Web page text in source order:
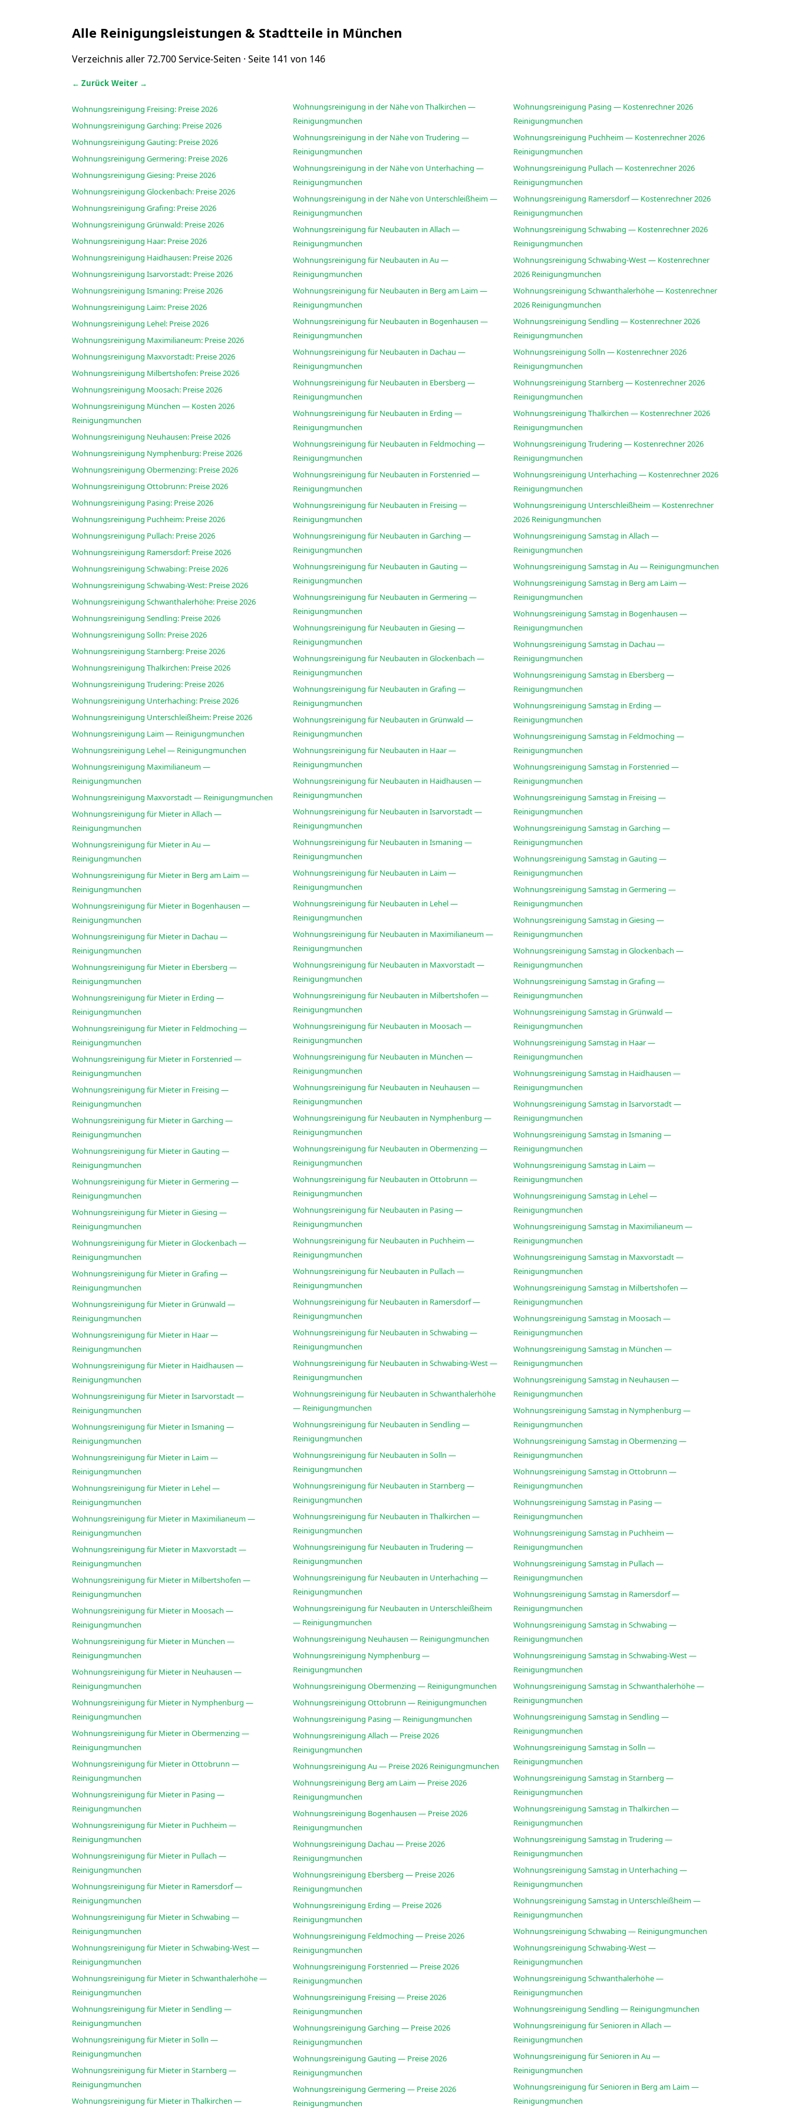
Alle Reinigungsleistungen & Stadtteile in München
Verzeichnis aller 72.700 Service-Seiten · Seite 141 von 146
← Zurück Weiter →
Wohnungsreinigung Freising: Preise 2026
Wohnungsreinigung Garching: Preise 2026
Wohnungsreinigung Gauting: Preise 2026
Wohnungsreinigung Germering: Preise 2026
Wohnungsreinigung Giesing: Preise 2026
Wohnungsreinigung Glockenbach: Preise 2026
Wohnungsreinigung Grafing: Preise 2026
Wohnungsreinigung Grünwald: Preise 2026
Wohnungsreinigung Haar: Preise 2026
Wohnungsreinigung Haidhausen: Preise 2026
Wohnungsreinigung Isarvorstadt: Preise 2026
Wohnungsreinigung Ismaning: Preise 2026
Wohnungsreinigung Laim: Preise 2026
Wohnungsreinigung Lehel: Preise 2026
Wohnungsreinigung Maximilianeum: Preise 2026
Wohnungsreinigung Maxvorstadt: Preise 2026
Wohnungsreinigung Milbertshofen: Preise 2026
Wohnungsreinigung Moosach: Preise 2026
Wohnungsreinigung München — Kosten 2026
Reinigungmunchen
Wohnungsreinigung Neuhausen: Preise 2026
Wohnungsreinigung Nymphenburg: Preise 2026
Wohnungsreinigung Obermenzing: Preise 2026
Wohnungsreinigung Ottobrunn: Preise 2026
Wohnungsreinigung Pasing: Preise 2026
Wohnungsreinigung Puchheim: Preise 2026
Wohnungsreinigung Pullach: Preise 2026
Wohnungsreinigung Ramersdorf: Preise 2026
Wohnungsreinigung Schwabing: Preise 2026
Wohnungsreinigung Schwabing-West: Preise 2026
Wohnungsreinigung Schwanthalerhöhe: Preise 2026
Wohnungsreinigung Sendling: Preise 2026
Wohnungsreinigung Solln: Preise 2026
Wohnungsreinigung Starnberg: Preise 2026
Wohnungsreinigung Thalkirchen: Preise 2026
Wohnungsreinigung Trudering: Preise 2026
Wohnungsreinigung Unterhaching: Preise 2026
Wohnungsreinigung Unterschleißheim: Preise 2026
Wohnungsreinigung Laim — Reinigungmunchen
Wohnungsreinigung Lehel — Reinigungmunchen
Wohnungsreinigung Maximilianeum —
Reinigungmunchen
Wohnungsreinigung Maxvorstadt — Reinigungmunchen
Wohnungsreinigung für Mieter in Allach —
Reinigungmunchen
Wohnungsreinigung für Mieter in Au —
Reinigungmunchen
Wohnungsreinigung für Mieter in Berg am Laim —
Reinigungmunchen
Wohnungsreinigung für Mieter in Bogenhausen —
Reinigungmunchen
Wohnungsreinigung für Mieter in Dachau —
Reinigungmunchen
Wohnungsreinigung für Mieter in Ebersberg —
Reinigungmunchen
Wohnungsreinigung für Mieter in Erding —
Reinigungmunchen
Wohnungsreinigung für Mieter in Feldmoching —
Reinigungmunchen
Wohnungsreinigung für Mieter in Forstenried —
Reinigungmunchen
Wohnungsreinigung für Mieter in Freising —
Reinigungmunchen
Wohnungsreinigung für Mieter in Garching —
Reinigungmunchen
Wohnungsreinigung für Mieter in Gauting —
Reinigungmunchen
Wohnungsreinigung für Mieter in Germering —
Reinigungmunchen
Wohnungsreinigung für Mieter in Giesing —
Reinigungmunchen
Wohnungsreinigung für Mieter in Glockenbach —
Reinigungmunchen
Wohnungsreinigung für Mieter in Grafing —
Reinigungmunchen
Wohnungsreinigung für Mieter in Grünwald —
Reinigungmunchen
Wohnungsreinigung für Mieter in Haar —
Reinigungmunchen
Wohnungsreinigung für Mieter in Haidhausen —
Reinigungmunchen
Wohnungsreinigung für Mieter in Isarvorstadt —
Reinigungmunchen
Wohnungsreinigung für Mieter in Ismaning —
Reinigungmunchen
Wohnungsreinigung für Mieter in Laim —
Reinigungmunchen
Wohnungsreinigung für Mieter in Lehel —
Reinigungmunchen
Wohnungsreinigung für Mieter in Maximilianeum —
Reinigungmunchen
Wohnungsreinigung für Mieter in Maxvorstadt —
Reinigungmunchen
Wohnungsreinigung für Mieter in Milbertshofen —
Reinigungmunchen
Wohnungsreinigung für Mieter in Moosach —
Reinigungmunchen
Wohnungsreinigung für Mieter in München —
Reinigungmunchen
Wohnungsreinigung für Mieter in Neuhausen —
Reinigungmunchen
Wohnungsreinigung für Mieter in Nymphenburg —
Reinigungmunchen
Wohnungsreinigung für Mieter in Obermenzing —
Reinigungmunchen
Wohnungsreinigung für Mieter in Ottobrunn —
Reinigungmunchen
Wohnungsreinigung für Mieter in Pasing —
Reinigungmunchen
Wohnungsreinigung für Mieter in Puchheim —
Reinigungmunchen
Wohnungsreinigung für Mieter in Pullach —
Reinigungmunchen
Wohnungsreinigung für Mieter in Ramersdorf —
Reinigungmunchen
Wohnungsreinigung für Mieter in Schwabing —
Reinigungmunchen
Wohnungsreinigung für Mieter in Schwabing-West —
Reinigungmunchen
Wohnungsreinigung für Mieter in Schwanthalerhöhe —
Reinigungmunchen
Wohnungsreinigung für Mieter in Sendling —
Reinigungmunchen
Wohnungsreinigung für Mieter in Solln —
Reinigungmunchen
Wohnungsreinigung für Mieter in Starnberg —
Reinigungmunchen
Wohnungsreinigung für Mieter in Thalkirchen —
Wohnungsreinigung in der Nähe von Thalkirchen —
Reinigungmunchen
Wohnungsreinigung in der Nähe von Trudering —
Reinigungmunchen
Wohnungsreinigung in der Nähe von Unterhaching —
Reinigungmunchen
Wohnungsreinigung in der Nähe von Unterschleißheim —
Reinigungmunchen
Wohnungsreinigung für Neubauten in Allach —
Reinigungmunchen
Wohnungsreinigung für Neubauten in Au —
Reinigungmunchen
Wohnungsreinigung für Neubauten in Berg am Laim —
Reinigungmunchen
Wohnungsreinigung für Neubauten in Bogenhausen —
Reinigungmunchen
Wohnungsreinigung für Neubauten in Dachau —
Reinigungmunchen
Wohnungsreinigung für Neubauten in Ebersberg —
Reinigungmunchen
Wohnungsreinigung für Neubauten in Erding —
Reinigungmunchen
Wohnungsreinigung für Neubauten in Feldmoching —
Reinigungmunchen
Wohnungsreinigung für Neubauten in Forstenried —
Reinigungmunchen
Wohnungsreinigung für Neubauten in Freising —
Reinigungmunchen
Wohnungsreinigung für Neubauten in Garching —
Reinigungmunchen
Wohnungsreinigung für Neubauten in Gauting —
Reinigungmunchen
Wohnungsreinigung für Neubauten in Germering —
Reinigungmunchen
Wohnungsreinigung für Neubauten in Giesing —
Reinigungmunchen
Wohnungsreinigung für Neubauten in Glockenbach —
Reinigungmunchen
Wohnungsreinigung für Neubauten in Grafing —
Reinigungmunchen
Wohnungsreinigung für Neubauten in Grünwald —
Reinigungmunchen
Wohnungsreinigung für Neubauten in Haar —
Reinigungmunchen
Wohnungsreinigung für Neubauten in Haidhausen —
Reinigungmunchen
Wohnungsreinigung für Neubauten in Isarvorstadt —
Reinigungmunchen
Wohnungsreinigung für Neubauten in Ismaning —
Reinigungmunchen
Wohnungsreinigung für Neubauten in Laim —
Reinigungmunchen
Wohnungsreinigung für Neubauten in Lehel —
Reinigungmunchen
Wohnungsreinigung für Neubauten in Maximilianeum —
Reinigungmunchen
Wohnungsreinigung für Neubauten in Maxvorstadt —
Reinigungmunchen
Wohnungsreinigung für Neubauten in Milbertshofen —
Reinigungmunchen
Wohnungsreinigung für Neubauten in Moosach —
Reinigungmunchen
Wohnungsreinigung für Neubauten in München —
Reinigungmunchen
Wohnungsreinigung für Neubauten in Neuhausen —
Reinigungmunchen
Wohnungsreinigung für Neubauten in Nymphenburg —
Reinigungmunchen
Wohnungsreinigung für Neubauten in Obermenzing —
Reinigungmunchen
Wohnungsreinigung für Neubauten in Ottobrunn —
Reinigungmunchen
Wohnungsreinigung für Neubauten in Pasing —
Reinigungmunchen
Wohnungsreinigung für Neubauten in Puchheim —
Reinigungmunchen
Wohnungsreinigung für Neubauten in Pullach —
Reinigungmunchen
Wohnungsreinigung für Neubauten in Ramersdorf —
Reinigungmunchen
Wohnungsreinigung für Neubauten in Schwabing —
Reinigungmunchen
Wohnungsreinigung für Neubauten in Schwabing-West —
Reinigungmunchen
Wohnungsreinigung für Neubauten in Schwanthalerhöhe
— Reinigungmunchen
Wohnungsreinigung für Neubauten in Sendling —
Reinigungmunchen
Wohnungsreinigung für Neubauten in Solln —
Reinigungmunchen
Wohnungsreinigung für Neubauten in Starnberg —
Reinigungmunchen
Wohnungsreinigung für Neubauten in Thalkirchen —
Reinigungmunchen
Wohnungsreinigung für Neubauten in Trudering —
Reinigungmunchen
Wohnungsreinigung für Neubauten in Unterhaching —
Reinigungmunchen
Wohnungsreinigung für Neubauten in Unterschleißheim
— Reinigungmunchen
Wohnungsreinigung Neuhausen — Reinigungmunchen
Wohnungsreinigung Nymphenburg —
Reinigungmunchen
Wohnungsreinigung Obermenzing — Reinigungmunchen
Wohnungsreinigung Ottobrunn — Reinigungmunchen
Wohnungsreinigung Pasing — Reinigungmunchen
Wohnungsreinigung Allach — Preise 2026
Reinigungmunchen
Wohnungsreinigung Au — Preise 2026 Reinigungmunchen
Wohnungsreinigung Berg am Laim — Preise 2026
Reinigungmunchen
Wohnungsreinigung Bogenhausen — Preise 2026
Reinigungmunchen
Wohnungsreinigung Dachau — Preise 2026
Reinigungmunchen
Wohnungsreinigung Ebersberg — Preise 2026
Reinigungmunchen
Wohnungsreinigung Erding — Preise 2026
Reinigungmunchen
Wohnungsreinigung Feldmoching — Preise 2026
Reinigungmunchen
Wohnungsreinigung Forstenried — Preise 2026
Reinigungmunchen
Wohnungsreinigung Freising — Preise 2026
Reinigungmunchen
Wohnungsreinigung Garching — Preise 2026
Reinigungmunchen
Wohnungsreinigung Gauting — Preise 2026
Reinigungmunchen
Wohnungsreinigung Germering — Preise 2026
Reinigungmunchen
Wohnungsreinigung Pasing — Kostenrechner 2026
Reinigungmunchen
Wohnungsreinigung Puchheim — Kostenrechner 2026
Reinigungmunchen
Wohnungsreinigung Pullach — Kostenrechner 2026
Reinigungmunchen
Wohnungsreinigung Ramersdorf — Kostenrechner 2026
Reinigungmunchen
Wohnungsreinigung Schwabing — Kostenrechner 2026
Reinigungmunchen
Wohnungsreinigung Schwabing-West — Kostenrechner
2026 Reinigungmunchen
Wohnungsreinigung Schwanthalerhöhe — Kostenrechner
2026 Reinigungmunchen
Wohnungsreinigung Sendling — Kostenrechner 2026
Reinigungmunchen
Wohnungsreinigung Solln — Kostenrechner 2026
Reinigungmunchen
Wohnungsreinigung Starnberg — Kostenrechner 2026
Reinigungmunchen
Wohnungsreinigung Thalkirchen — Kostenrechner 2026
Reinigungmunchen
Wohnungsreinigung Trudering — Kostenrechner 2026
Reinigungmunchen
Wohnungsreinigung Unterhaching — Kostenrechner 2026
Reinigungmunchen
Wohnungsreinigung Unterschleißheim — Kostenrechner
2026 Reinigungmunchen
Wohnungsreinigung Samstag in Allach —
Reinigungmunchen
Wohnungsreinigung Samstag in Au — Reinigungmunchen
Wohnungsreinigung Samstag in Berg am Laim —
Reinigungmunchen
Wohnungsreinigung Samstag in Bogenhausen —
Reinigungmunchen
Wohnungsreinigung Samstag in Dachau —
Reinigungmunchen
Wohnungsreinigung Samstag in Ebersberg —
Reinigungmunchen
Wohnungsreinigung Samstag in Erding —
Reinigungmunchen
Wohnungsreinigung Samstag in Feldmoching —
Reinigungmunchen
Wohnungsreinigung Samstag in Forstenried —
Reinigungmunchen
Wohnungsreinigung Samstag in Freising —
Reinigungmunchen
Wohnungsreinigung Samstag in Garching —
Reinigungmunchen
Wohnungsreinigung Samstag in Gauting —
Reinigungmunchen
Wohnungsreinigung Samstag in Germering —
Reinigungmunchen
Wohnungsreinigung Samstag in Giesing —
Reinigungmunchen
Wohnungsreinigung Samstag in Glockenbach —
Reinigungmunchen
Wohnungsreinigung Samstag in Grafing —
Reinigungmunchen
Wohnungsreinigung Samstag in Grünwald —
Reinigungmunchen
Wohnungsreinigung Samstag in Haar —
Reinigungmunchen
Wohnungsreinigung Samstag in Haidhausen —
Reinigungmunchen
Wohnungsreinigung Samstag in Isarvorstadt —
Reinigungmunchen
Wohnungsreinigung Samstag in Ismaning —
Reinigungmunchen
Wohnungsreinigung Samstag in Laim —
Reinigungmunchen
Wohnungsreinigung Samstag in Lehel —
Reinigungmunchen
Wohnungsreinigung Samstag in Maximilianeum —
Reinigungmunchen
Wohnungsreinigung Samstag in Maxvorstadt —
Reinigungmunchen
Wohnungsreinigung Samstag in Milbertshofen —
Reinigungmunchen
Wohnungsreinigung Samstag in Moosach —
Reinigungmunchen
Wohnungsreinigung Samstag in München —
Reinigungmunchen
Wohnungsreinigung Samstag in Neuhausen —
Reinigungmunchen
Wohnungsreinigung Samstag in Nymphenburg —
Reinigungmunchen
Wohnungsreinigung Samstag in Obermenzing —
Reinigungmunchen
Wohnungsreinigung Samstag in Ottobrunn —
Reinigungmunchen
Wohnungsreinigung Samstag in Pasing —
Reinigungmunchen
Wohnungsreinigung Samstag in Puchheim —
Reinigungmunchen
Wohnungsreinigung Samstag in Pullach —
Reinigungmunchen
Wohnungsreinigung Samstag in Ramersdorf —
Reinigungmunchen
Wohnungsreinigung Samstag in Schwabing —
Reinigungmunchen
Wohnungsreinigung Samstag in Schwabing-West —
Reinigungmunchen
Wohnungsreinigung Samstag in Schwanthalerhöhe —
Reinigungmunchen
Wohnungsreinigung Samstag in Sendling —
Reinigungmunchen
Wohnungsreinigung Samstag in Solln —
Reinigungmunchen
Wohnungsreinigung Samstag in Starnberg —
Reinigungmunchen
Wohnungsreinigung Samstag in Thalkirchen —
Reinigungmunchen
Wohnungsreinigung Samstag in Trudering —
Reinigungmunchen
Wohnungsreinigung Samstag in Unterhaching —
Reinigungmunchen
Wohnungsreinigung Samstag in Unterschleißheim —
Reinigungmunchen
Wohnungsreinigung Schwabing — Reinigungmunchen
Wohnungsreinigung Schwabing-West —
Reinigungmunchen
Wohnungsreinigung Schwanthalerhöhe —
Reinigungmunchen
Wohnungsreinigung Sendling — Reinigungmunchen
Wohnungsreinigung für Senioren in Allach —
Reinigungmunchen
Wohnungsreinigung für Senioren in Au —
Reinigungmunchen
Wohnungsreinigung für Senioren in Berg am Laim —
Reinigungmunchen